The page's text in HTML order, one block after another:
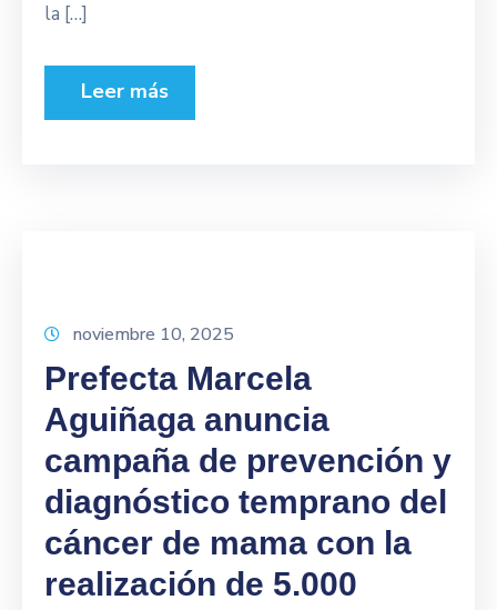
la […]
Leer más
noviembre 10, 2025
Prefecta Marcela
Aguiñaga anuncia
campaña de prevención y
diagnóstico temprano del
cáncer de mama con la
realización de 5.000